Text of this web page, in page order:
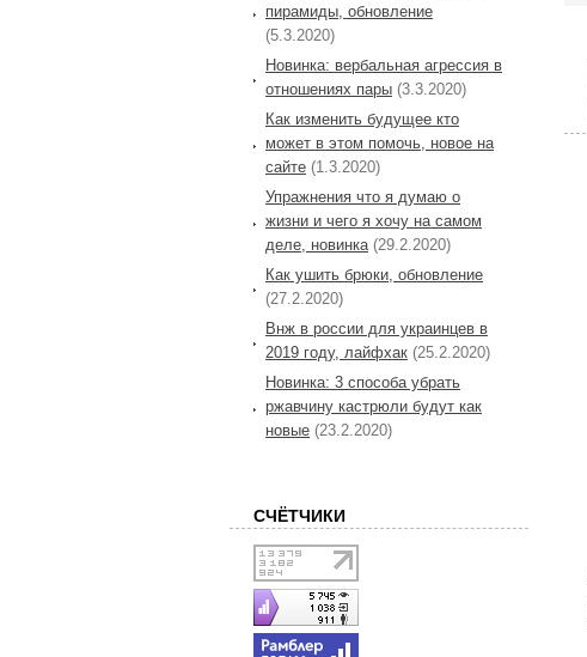
пирамиды, обновление
(5.3.2020)
Новинка: вербальная агрессия в
отношениях пары (3.3.2020)
Как изменить будущее кто
может в этом помочь, новое на
сайте (1.3.2020)
Упражнения что я думаю о
жизни и чего я хочу на самом
деле, новинка (29.2.2020)
Как ушить брюки, обновление
(27.2.2020)
Внж в россии для украинцев в
2019 году, лайфхак (25.2.2020)
Новинка: 3 способа убрать
ржавчину кастрюли будут как
новые (23.2.2020)
СЧЁТЧИКИ